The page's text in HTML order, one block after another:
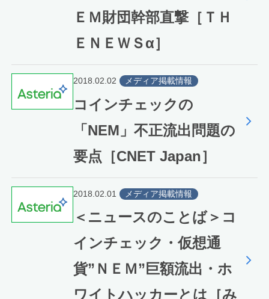
ＥＭ財団幹部直撃［ＴＨ
ＥＮＥＷＳα］
2018.02.02 メディア掲載情報
コインチェックの
「NEM」不正流出問題の
要点［CNET Japan］
2018.02.01 メディア掲載情報
＜ニュースのことば＞コ
インチェック・仮想通
貨”ＮＥＭ”巨額流出・ホ
ワイトハッカーとは［み